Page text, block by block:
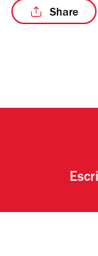
Share